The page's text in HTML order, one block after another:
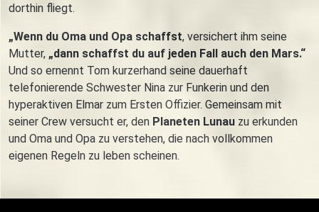
dorthin fliegt.
„Wenn du Oma und Opa schaffst, versichert ihm seine
Mutter, „dann schaffst du auf jeden Fall auch den Mars.“
Und so ernennt Tom kurzerhand seine dauerhaft
telefonierende Schwester Nina zur Funkerin und den
hyperaktiven Elmar zum Ersten Offizier. Gemeinsam mit
seiner Crew versucht er, den Planeten Lunau zu erkunden
und Oma und Opa zu verstehen, die nach vollkommen
eigenen Regeln zu leben scheinen.